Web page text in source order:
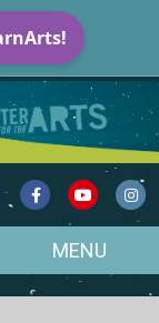
FacebookYoutube
MENU